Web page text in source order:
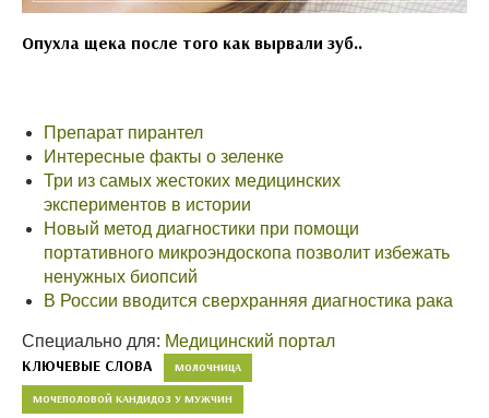
Опухла щека после того как вырвали зуб..
Препарат пирантел
Интересные факты о зеленке
Три из самых жестоких медицинских
экспериментов в истории
Новый метод диагностики при помощи
портативного микроэндоскопа позволит избежать
ненужных биопсий
В России вводится сверхранняя диагностика рака
Специально для: Медицинский портал
КЛЮЧЕВЫЕ СЛОВА МОЛОЧНИЦА
МОЧЕПОЛОВОЙ КАНДИДОЗ У МУЖЧИН